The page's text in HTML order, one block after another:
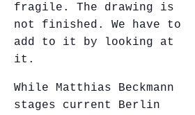
fragile. The drawing is
not finished. We have to
add to it by looking at
it.
While Matthias Beckmann
stages current Berlin